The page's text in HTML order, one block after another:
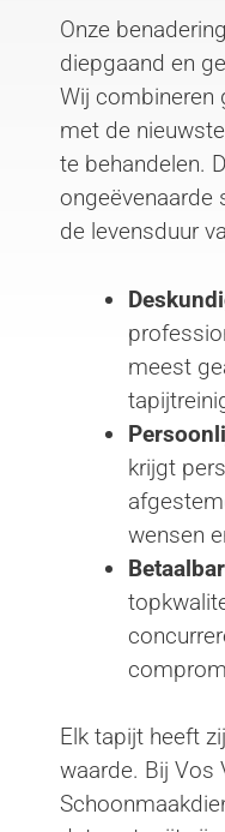
Onze
diepgaand en
Wij combineren
met de
te behandelen.
ongeëvenaarde
de levensduur
meest
krijgt
wensen
Elk tapijt heeft
waarde. Bij Vos